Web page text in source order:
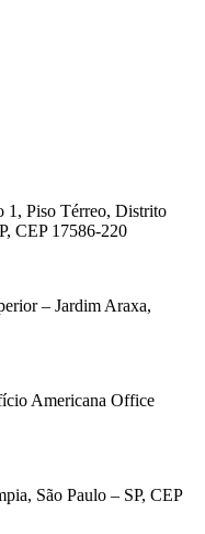
1, Piso Térreo, Distrito
CEP 17586-220
– Jardim Araxa,
Americana Office
São Paulo – SP, CEP